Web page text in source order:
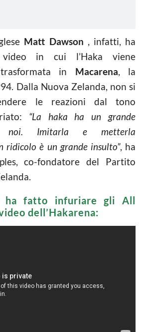
Matt Dawson , infatti, ha
in cui l’Haka viene
in Macarena, la
Dalla Nuova Zelanda, non si
le reazioni dal tono
“La haka ha un grande
noi. Imitarla e metterla
ridicolo è un grande insulto”, ha
co-fondatore del Partito
ha fatto infuriare gli All
dell’Hakarena: